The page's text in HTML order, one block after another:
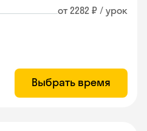
от 2282 ₽ / урок
Выбрать время